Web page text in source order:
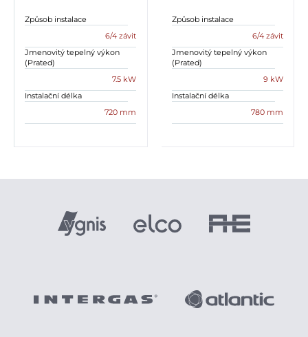
Způsob instalace
6/4 závit
Jmenovitý tepelný výkon
(Prated)
7.5 kW
Instalační délka
720 mm
Způsob instalace
6/4 závit
Jmenovitý tepelný výkon
(Prated)
9 kW
Instalační délka
780 mm